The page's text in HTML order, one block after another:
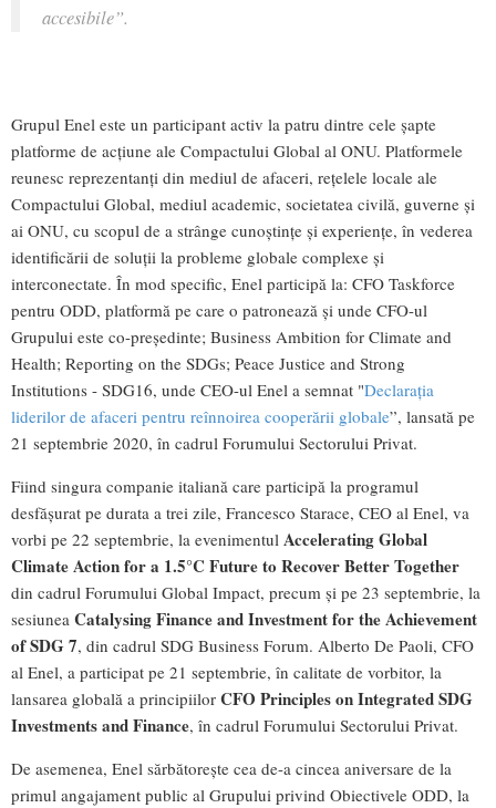
accesibile”.
Grupul Enel este un participant activ la patru dintre cele șapte
platforme de acțiune ale Compactului Global al ONU. Platformele
reunesc reprezentanți din mediul de afaceri, rețelele locale ale
Compactului Global, mediul academic, societatea civilă, guverne și
ai ONU, cu scopul de a strânge cunoștințe și experiențe, în vederea
identificării de soluții la probleme globale complexe și
interconectate. În mod specific, Enel participă la: CFO Taskforce
pentru ODD, platformă pe care o patronează și unde CFO-ul
Grupului este co-președinte; Business Ambition for Climate and
Health; Reporting on the SDGs; Peace Justice and Strong
Institutions - SDG16, unde CEO-ul Enel a semnat "Declarația
liderilor de afaceri pentru reînnoirea cooperării globale”, lansată pe
21 septembrie 2020, în cadrul Forumului Sectorului Privat.
Fiind singura companie italiană care participă la programul
desfășurat pe durata a trei zile, Francesco Starace, CEO al Enel, va
vorbi pe 22 septembrie, la evenimentul Accelerating Global
Climate Action for a 1.5°C Future to Recover Better Together
din cadrul Forumului Global Impact, precum și pe 23 septembrie, la
sesiunea Catalysing Finance and Investment for the Achievement
of SDG 7, din cadrul SDG Business Forum. Alberto De Paoli, CFO
al Enel, a participat pe 21 septembrie, în calitate de vorbitor, la
lansarea globală a principiilor CFO Principles on Integrated SDG
Investments and Finance, în cadrul Forumului Sectorului Privat.
De asemenea, Enel sărbătorește cea de-a cincea aniversare de la
primul angajament public al Grupului privind Obiectivele ODD, la